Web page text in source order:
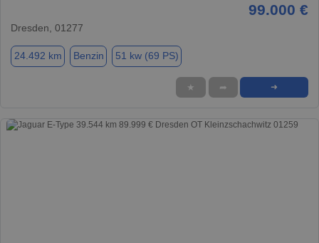
99.000 €
Dresden, 01277
24.492 km Benzin 51 kw (69 PS)
★ ➦ ➜